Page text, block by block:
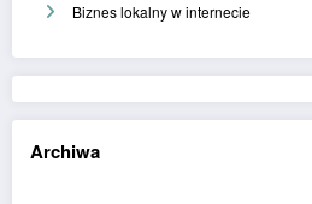
Biznes lokalny w internecie
Archiwa